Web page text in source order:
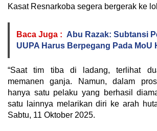
Kasat Resnarkoba segera bergerak ke
Baca Juga : Abu Razak: Subtansi
UUPA Harus Berpegang Pada MoU
“Saat tim tiba di ladang, terlihat
memanen ganja. Namun, dalam
hanya satu pelaku yang berhasil
satu lainnya melarikan diri ke arah
Sabtu, 11 Oktober 2025.